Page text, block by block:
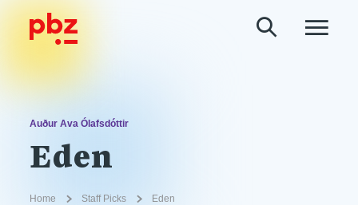
Auður Ava Ólafsdóttir
Eden
Home Staff Picks Eden